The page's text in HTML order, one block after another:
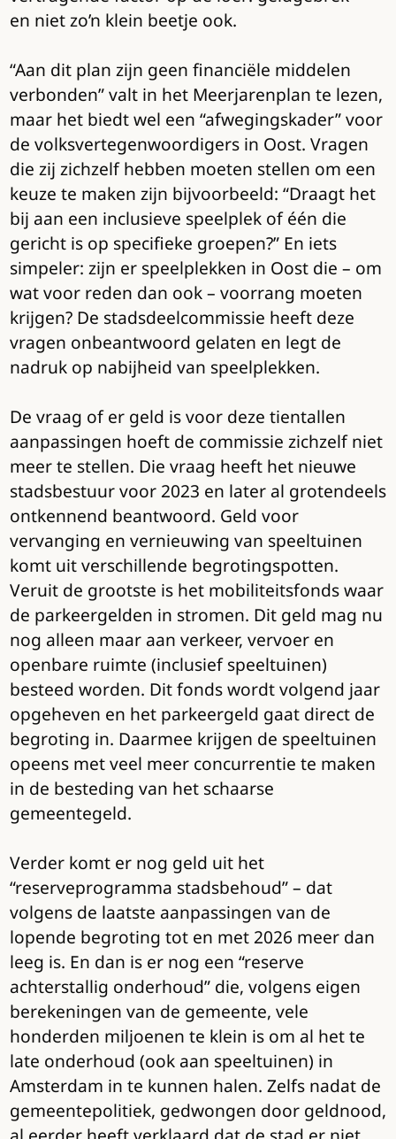
en niet zo’n klein beetje ook.
“Aan dit plan zijn geen financiële middelen
verbonden” valt in het Meerjarenplan te lezen,
maar het biedt wel een “afwegingskader” voor
de volksvertegenwoordigers in Oost. Vragen
die zij zichzelf hebben moeten stellen om een
keuze te maken zijn bijvoorbeeld: “Draagt het
bij aan een inclusieve speelplek of één die
gericht is op specifieke groepen?” En iets
simpeler: zijn er speelplekken in Oost die – om
wat voor reden dan ook – voorrang moeten
krijgen? De stadsdeelcommissie heeft deze
vragen onbeantwoord gelaten en legt de
nadruk op nabijheid van speelplekken.
De vraag of er geld is voor deze tientallen
aanpassingen hoeft de commissie zichzelf niet
meer te stellen. Die vraag heeft het nieuwe
stadsbestuur voor 2023 en later al grotendeels
ontkennend beantwoord. Geld voor
vervanging en vernieuwing van speeltuinen
komt uit verschillende begrotingspotten.
Veruit de grootste is het mobiliteitsfonds waar
de parkeergelden in stromen. Dit geld mag nu
nog alleen maar aan verkeer, vervoer en
openbare ruimte (inclusief speeltuinen)
besteed worden. Dit fonds wordt volgend jaar
opgeheven en het parkeergeld gaat direct de
begroting in. Daarmee krijgen de speeltuinen
opeens met veel meer concurrentie te maken
in de besteding van het schaarse
gemeentegeld.
Verder komt er nog geld uit het
“reserveprogramma stadsbehoud” – dat
volgens de laatste aanpassingen van de
lopende begroting tot en met 2026 meer dan
leeg is. En dan is er nog een “reserve
achterstallig onderhoud” die, volgens eigen
berekeningen van de gemeente, vele
honderden miljoenen te klein is om al het te
late onderhoud (ook aan speeltuinen) in
Amsterdam in te kunnen halen. Zelfs nadat de
gemeentepolitiek, gedwongen door geldnood,